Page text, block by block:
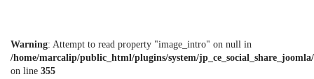
Warning: Attempt to read property "image_intro" on null in
/home/marcalip/public_html/plugins/system/
on line 355